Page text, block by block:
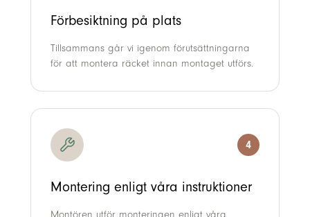
Förbesiktning på plats
Tillsammans går vi igenom förutsättningarna
för att montera räcket innan montaget utförs.
4
Montering enligt våra instruktioner
Montören utför monteringen enligt våra